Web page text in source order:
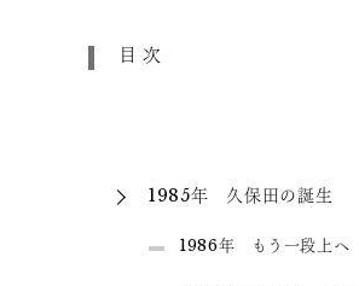
目次
1985年 久保田の誕生
1986年 もう一段上へ